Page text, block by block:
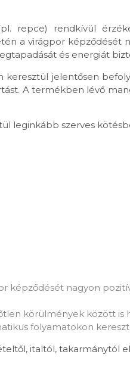
repce) rendkívül
a virágpor
és energiát
jelentősen
A termékben lévő
leginkább szerves
képződését nagyon
körülmények között is
folyamatokon
italtól, takarmánytól